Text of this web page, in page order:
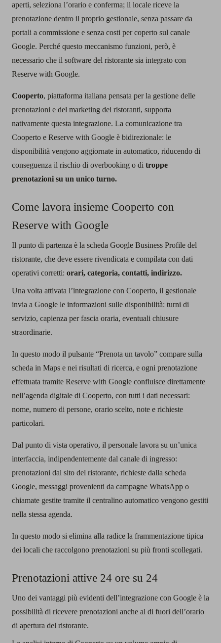
aperti, seleziona l’orario e conferma; il locale riceve la
prenotazione dentro il proprio gestionale, senza passare da
portali a commissione e senza costi per coperto sul canale
Google. Perché questo meccanismo funzioni, però, è
necessario che il software del ristorante sia integrato con
Reserve with Google.
Cooperto, piattaforma italiana pensata per la gestione delle
prenotazioni e del marketing dei ristoranti, supporta
nativamente questa integrazione. La comunicazione tra
Cooperto e Reserve with Google è bidirezionale: le
disponibilità vengono aggiornate in automatico, riducendo di
conseguenza il rischio di overbooking o di troppe
prenotazioni su un unico turno.
Come lavora insieme Cooperto con
Reserve with Google
Il punto di partenza è la scheda Google Business Profile del
ristorante, che deve essere rivendicata e compilata con dati
operativi corretti: orari, categoria, contatti, indirizzo.
Una volta attivata l’integrazione con Cooperto, il gestionale
invia a Google le informazioni sulle disponibilità: turni di
servizio, capienza per fascia oraria, eventuali chiusure
straordinarie.
In questo modo il pulsante “Prenota un tavolo” compare sulla
scheda in Maps e nei risultati di ricerca, e ogni prenotazione
effettuata tramite Reserve with Google confluisce direttamente
nell’agenda digitale di Cooperto, con tutti i dati necessari:
nome, numero di persone, orario scelto, note e richieste
particolari.
Dal punto di vista operativo, il personale lavora su un’unica
interfaccia, indipendentemente dal canale di ingresso:
prenotazioni dal sito del ristorante, richieste dalla scheda
Google, messaggi provenienti da campagne WhatsApp o
chiamate gestite tramite il centralino automatico vengono gestiti
nella stessa agenda.
In questo modo si elimina alla radice la frammentazione tipica
dei locali che raccolgono prenotazioni su più fronti scollegati.
Prenotazioni attive 24 ore su 24
Uno dei vantaggi più evidenti dell’integrazione con Google è la
possibilità di ricevere prenotazioni anche al di fuori dell’orario
di apertura del ristorante.